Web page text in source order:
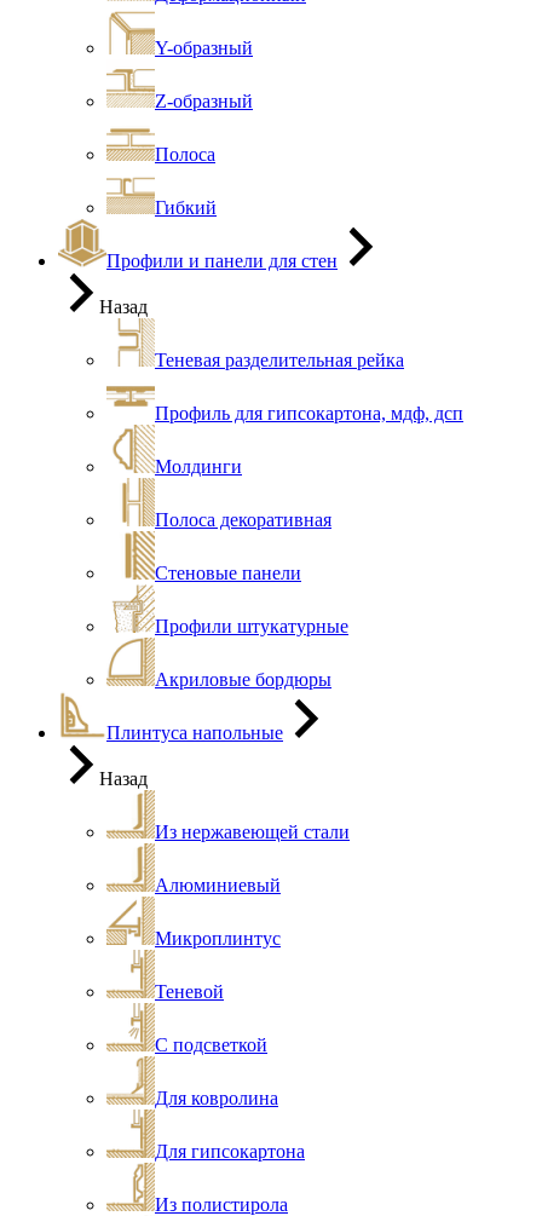
Y-образный
Z-образный
Полоса
Гибкий
Профили и панели для стен
Назад
Теневая разделительная рейка
Профиль для гипсокартона, мдф, дсп
Молдинги
Полоса декоративная
Стеновые панели
Профили штукатурные
Акриловые бордюры
Плинтуса напольные
Назад
Из нержавеющей стали
Алюминиевый
Микроплинтус
Теневой
С подсветкой
Для ковролина
Для гипсокартона
Из полистирола